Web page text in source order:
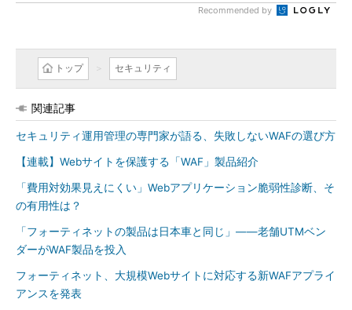
Recommended by
トップ セキュリティ
関連記事
セキュリティ運用管理の専門家が語る、失敗しないWAFの選び方
【連載】Webサイトを保護する「WAF」製品紹介
「費用対効果見えにくい」Webアプリケーション脆弱性診断、そ
の有用性は？
「フォーティネットの製品は日本車と同じ」――老舗UTMベン
ダーがWAF製品を投入
フォーティネット、大規模Webサイトに対応する新WAFアプライ
アンスを発表